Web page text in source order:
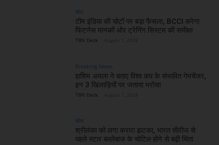
खेल
टीम इंडिया की चोटों पर बड़ा फैसला, BCCI करेगा
फिटनेस मानकों और ट्रेनिंग सिस्टम की समीक्षा
TBN Desk
Breaking News
हाशिम अमला ने बताए विश्व कप के संभावित गेमचेंजर,
इन 3 खिलाड़ियों पर जताया भरोसा
TBN Desk
खेल
श्रीलंका को लगा करारा झटका, भारत सीरीज से
पहले स्टार बल्लेबाज के चोटिल होने से बढ़ी चिंता